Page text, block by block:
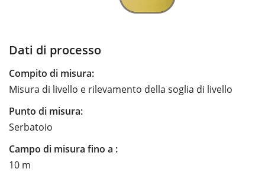
Dati di processo
Compito di misura:
Misura di livello e rilevamento della soglia di livello
Punto di misura:
Serbatoio
Campo di misura fino a :
10 m